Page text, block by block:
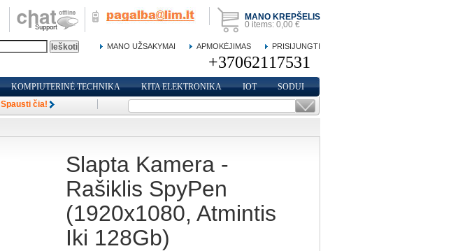
MANO KREPŠELIS
0 items: 0,00 €
MANO UŽSAKYMAI APMOKĖJIMAS PRISIJUNGTI
KOMPIUTERINĖ TECHNIKA KITA ELEKTRONIKA IOT
SODUI
Spausti čia!
Slapta Kamera -
Rašiklis SpyPen
(1920x1080, Atmintis
Iki 128Gb)